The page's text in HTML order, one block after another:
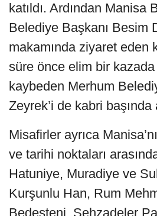
katıldı. Ardından Manisa
Belediye Başkanı Besim
makamında ziyaret eden
süre önce elim bir kazada
kaybeden Merhum
Zeyrek’i de kabri başında
Misafirler ayrıca
ve tarihi noktaları
Hatuniye, Muradiye ve
Kurşunlu Han, Rum
Bedesteni, Şehzadeler